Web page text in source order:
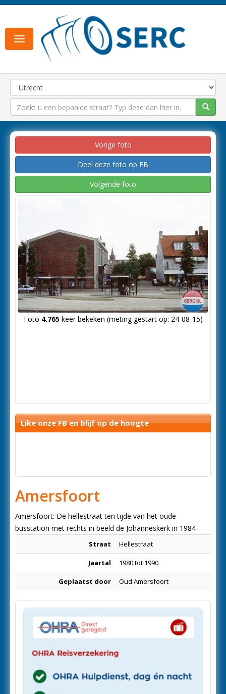
Toggle
navigation
Vorige foto
Deel deze foto op FB
Volgende foto
Foto 4.765keer bekeken (meting gestart op: 24-08-15)
Like onze FB en blijf op de hoogte
Amersfoort
Amersfoort: De hellestraat ten tijde van het oude
busstation met rechts in beeld de Johanneskerk in 1984
Straat Hellestraat
Jaartal 1980 tot 1990
Geplaatst door Oud Amersfoort